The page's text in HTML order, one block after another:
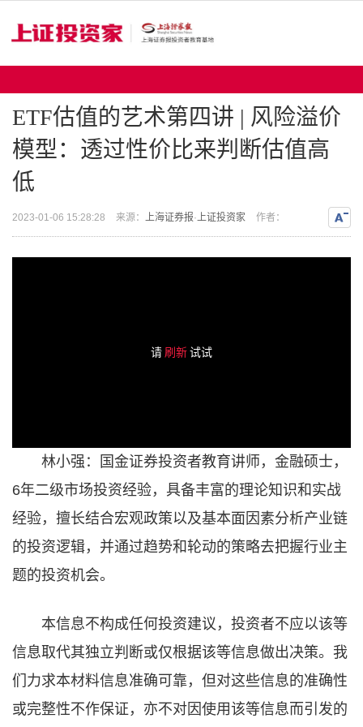
ETF估值的艺术第四讲 | 风险溢价
模型：透过性价比来判断估值高
低
文字
2023-01-06 15:28:28 来源： 上海证券报·上证投资家 作者：
请 刷新 试试
林小强：国金证券投资者教育讲师，金融硕士，
6年二级市场投资经验，具备丰富的理论知识和实战
经验，擅长结合宏观政策以及基本面因素分析产业链
的投资逻辑，并通过趋势和轮动的策略去把握行业主
题的投资机会。
本信息不构成任何投资建议，投资者不应以该等
信息取代其独立判断或仅根据该等信息做出决策。我
们力求本材料信息准确可靠，但对这些信息的准确性
或完整性不作保证，亦不对因使用该等信息而引发的